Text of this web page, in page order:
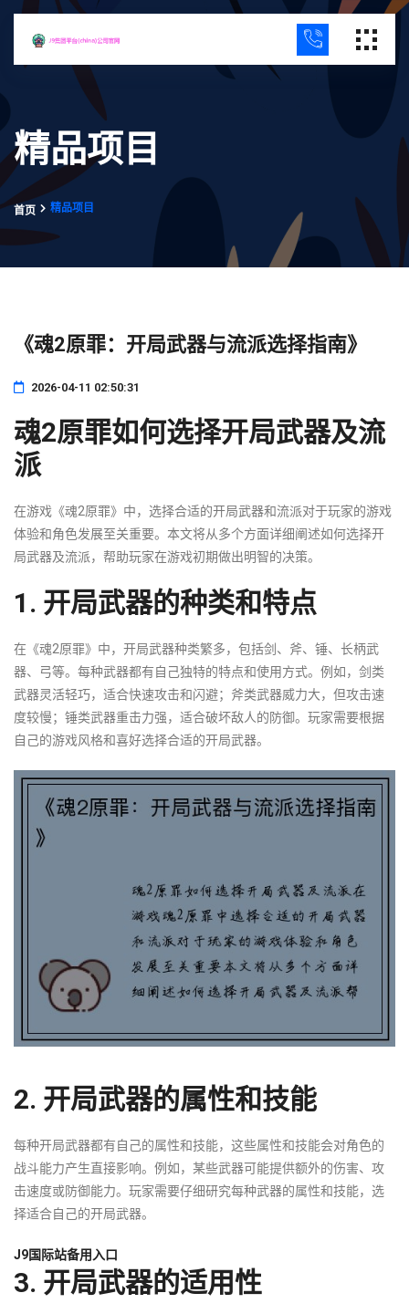
精品项目
首页 精品项目
《魂2原罪：开局武器与流派选择指南》
2026-04-11 02:50:31
魂2原罪如何选择开局武器及流
派
在游戏《魂2原罪》中，选择合适的开局武器和流派对于玩家的游戏
体验和角色发展至关重要。本文将从多个方面详细阐述如何选择开
局武器及流派，帮助玩家在游戏初期做出明智的决策。
1. 开局武器的种类和特点
在《魂2原罪》中，开局武器种类繁多，包括剑、斧、锤、长柄武
器、弓等。每种武器都有自己独特的特点和使用方式。例如，剑类
武器灵活轻巧，适合快速攻击和闪避；斧类武器威力大，但攻击速
度较慢；锤类武器重击力强，适合破坏敌人的防御。玩家需要根据
自己的游戏风格和喜好选择合适的开局武器。
2. 开局武器的属性和技能
每种开局武器都有自己的属性和技能，这些属性和技能会对角色的
战斗能力产生直接影响。例如，某些武器可能提供额外的伤害、攻
击速度或防御能力。玩家需要仔细研究每种武器的属性和技能，选
择适合自己的开局武器。
J9国际站备用入口
3. 开局武器的适用性